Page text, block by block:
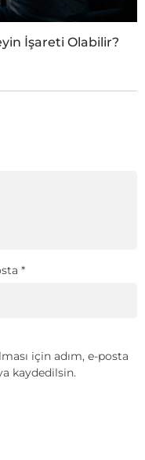
İşareti Olabilir?
*
için adım, e-posta
kaydedilsin.